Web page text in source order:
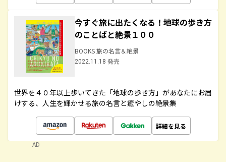
今すぐ旅に出たくなる！地球の歩き方
のことばと絶景１００
BOOKS 旅の名言＆絶景
2022.11.18 発売
世界を４０年以上歩いてきた「地球の歩き方」があなたにお届
けする、人生を輝かせる旅の名言と癒やしの絶景集
詳細を見る
AD